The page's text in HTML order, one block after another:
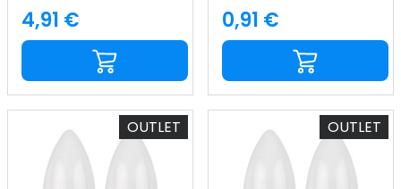
Precio
4,91 € Precio
0,91 €
OUTLET OUTLET